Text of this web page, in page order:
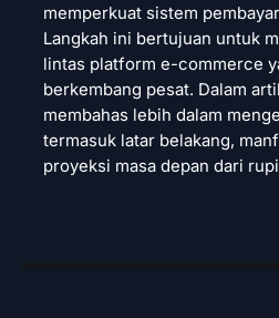
memperkuat sistem
Langkah ini bertujuan untuk
lintas platform e-commerce
berkembang pesat. Dalam
membahas lebih dalam
termasuk latar belakang,
proyeksi masa depan dari